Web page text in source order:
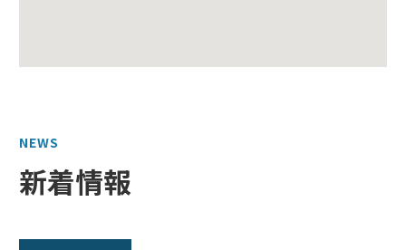
NEWS
新着情報